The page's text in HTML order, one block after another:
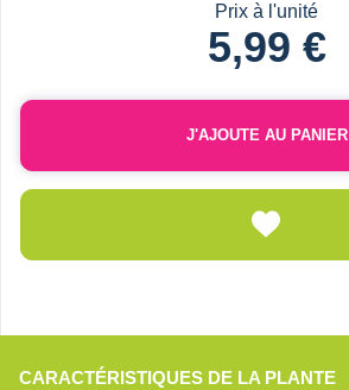
Prix à l'unité
5,99 €
J'AJOUTE AU PANIER
CARACTÉRISTIQUES DE LA PLANTE